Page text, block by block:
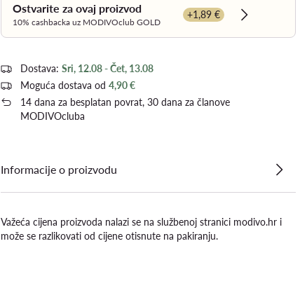
Ostvarite za ovaj proizvod
10% cashbacka uz MODIVOclub GOLD
+1,89 €
Dowiedz się
Dostava: Sri, 12.08 - Čet, 13.08
Moguća dostava od 4,90 €
14 dana za besplatan povrat, 30 dana za članove
MODIVOcluba
Informacije o proizvodu
Važeća cijena proizvoda nalazi se na službenoj stranici modivo.hr i
može se razlikovati od cijene otisnute na pakiranju.